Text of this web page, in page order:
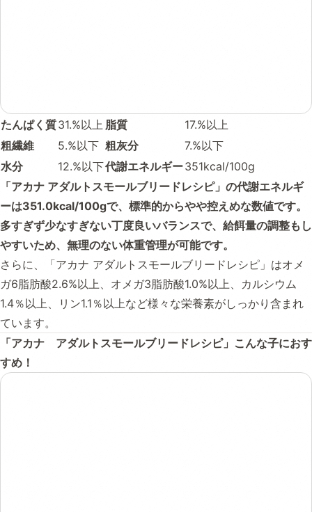
たんぱく質31.%以上 脂質
17.%以上
粗繊維
5.%以下 粗灰分
7.%以下
水分
12.%以下代謝エネルギー351kcal/100g
「アカナ アダルトスモールブリードレシピ」の代謝エネルギ
ーは351.0kcal/100gで、標準的からやや控えめな数値です。
多すぎず少なすぎない丁度良いバランスで、給餌量の調整もし
やすいため、無理のない体重管理が可能です。
さらに、「アカナ アダルトスモールブリードレシピ」はオメ
ガ6脂肪酸2.6%以上、オメガ3脂肪酸1.0%以上、カルシウム
1.4％以上、リン1.1％以上など様々な栄養素がしっかり含まれ
ています。
「アカナ アダルトスモールブリードレシピ」こんな子におす
すめ！